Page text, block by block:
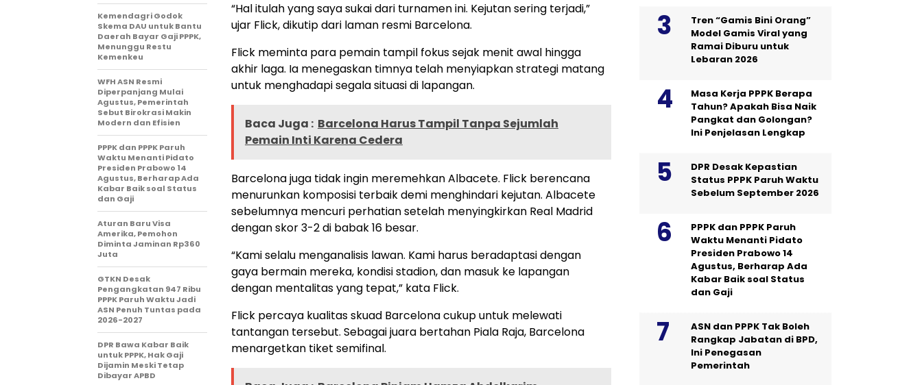
“Hal itulah yang saya sukai dari turnamen ini. Kejutan sering terjadi,”
ujar Flick, dikutip dari laman resmi Barcelona.
Flick meminta para pemain tampil fokus sejak menit awal hingga
akhir laga. Ia menegaskan timnya telah menyiapkan strategi matang
untuk menghadapi segala situasi di lapangan.
Baca Juga : Barcelona Harus Tampil Tanpa Sejumlah
Pemain Inti Karena Cedera
Barcelona juga tidak ingin meremehkan Albacete. Flick berencana
menurunkan komposisi terbaik demi menghindari kejutan. Albacete
sebelumnya mencuri perhatian setelah menyingkirkan Real Madrid
dengan skor 3-2 di babak 16 besar.
“Kami selalu menganalisis lawan. Kami harus beradaptasi dengan
gaya bermain mereka, kondisi stadion, dan masuk ke lapangan
dengan mentalitas yang tepat,” kata Flick.
Flick percaya kualitas skuad Barcelona cukup untuk melewati
tantangan tersebut. Sebagai juara bertahan Piala Raja, Barcelona
menargetkan tiket semifinal.
Kemendagri Godok
Skema DAU untuk Bantu
Daerah Bayar Gaji PPPK,
Menunggu Restu
Kemenkeu
WFH ASN Resmi
Diperpanjang Mulai
Agustus, Pemerintah
Sebut Birokrasi Makin
Modern dan Efisien
PPPK dan PPPK Paruh
Waktu Menanti Pidato
Presiden Prabowo 14
Agustus, Berharap Ada
Kabar Baik soal Status
dan Gaji
Aturan Baru Visa
Amerika, Pemohon
Diminta Jaminan Rp360
Juta
GTKN Desak
Pengangkatan 947 Ribu
PPPK Paruh Waktu Jadi
ASN Penuh Tuntas pada
2026-2027
DPR Bawa Kabar Baik
untuk PPPK, Hak Gaji
Dijamin Meski Tetap
Dibayar APBD
Tren “Gamis Bini Orang”
Model Gamis Viral yang
Ramai Diburu untuk
Lebaran 2026
Masa Kerja PPPK Berapa
Tahun? Apakah Bisa Naik
Pangkat dan Golongan?
Ini Penjelasan Lengkap
DPR Desak Kepastian
Status PPPK Paruh Waktu
Sebelum September 2026
PPPK dan PPPK Paruh
Waktu Menanti Pidato
Presiden Prabowo 14
Agustus, Berharap Ada
Kabar Baik soal Status
dan Gaji
ASN dan PPPK Tak Boleh
Rangkap Jabatan di BPD,
Ini Penegasan
Pemerintah